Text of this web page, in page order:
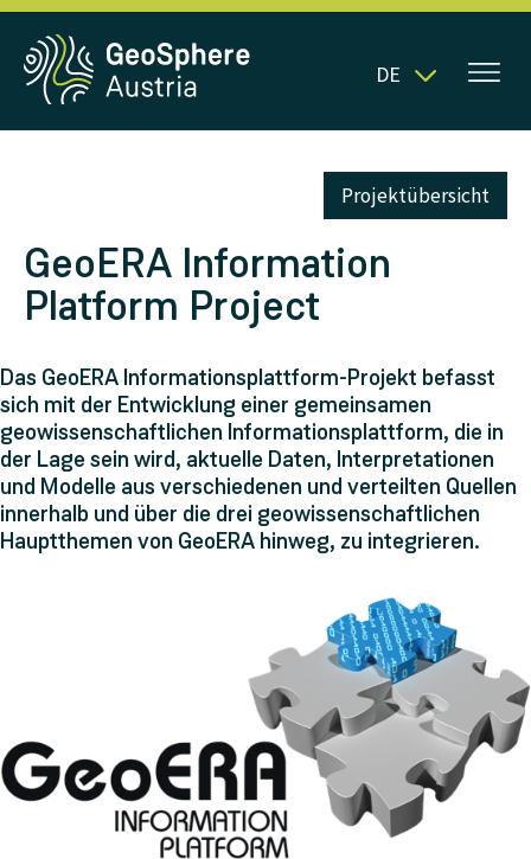
DE
Projektübersicht
GeoERA Information
Platform Project
Das GeoERA Informationsplattform-Projekt befasst
sich mit der Entwicklung einer gemeinsamen
geowissenschaftlichen Informationsplattform, die in
der Lage sein wird, aktuelle Daten, Interpretationen
und Modelle aus verschiedenen und verteilten Quellen
innerhalb und über die drei geowissenschaftlichen
Hauptthemen von GeoERA hinweg, zu integrieren.